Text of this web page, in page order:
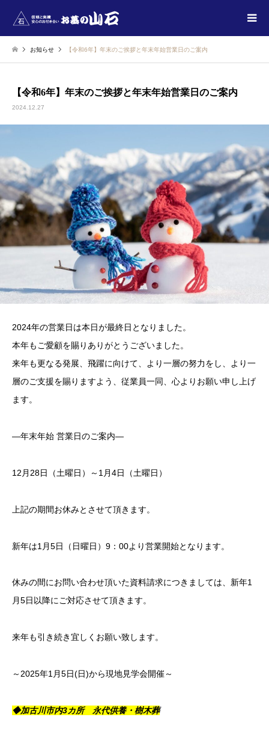
お知らせ 【令和6年】年末のご挨拶と年末年始営業日のご案内
【令和6年】年末のご挨拶と年末年始営業日のご案内
2024.12.27
2024年の営業日は本日が最終日となりました。
本年もご愛顧を賜りありがとうございました。
来年も更なる発展、飛躍に向けて、より一層の努力をし、より一
層のご支援を賜りますよう、従業員一同、心よりお願い申し上げ
ます。
―年末年始 営業日のご案内―
12月28日（土曜日）～1月4日（土曜日）
上記の期間お休みとさせて頂きます。
新年は1月5日（日曜日）9：00より営業開始となります。
休みの間にお問い合わせ頂いた資料請求につきましては、新年1
月5日以降にご対応させて頂きます。
来年も引き続き宜しくお願い致します。
～2025年1月5日(日)から現地見学会開催～
◆加古川市内3カ所 永代供養・樹木葬